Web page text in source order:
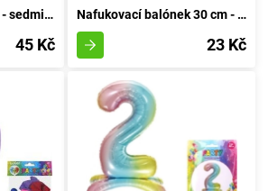
Nafukovací balónek - sedmička duhová
45 Kč
Nafukovací balónek 30 cm - sada 5 kusů, Dívka
23 Kč